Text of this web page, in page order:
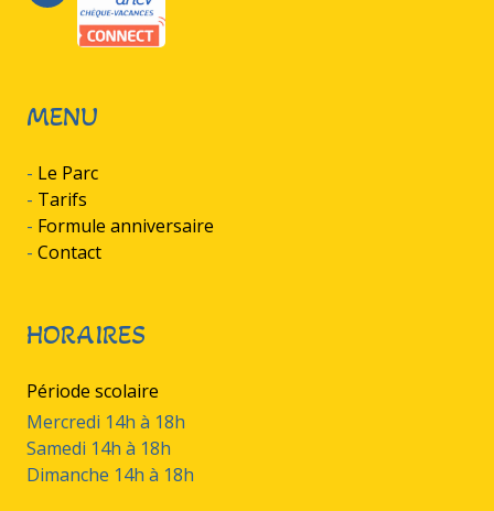
MENU
- Le Parc
- Tarifs
- Formule anniversaire
- Contact
HORAIRES
Période scolaire
Mercredi 14h à 18h
Samedi 14h à 18h
Dimanche 14h à 18h